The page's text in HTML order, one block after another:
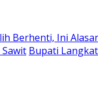
Berhenti, Ini
Bupati